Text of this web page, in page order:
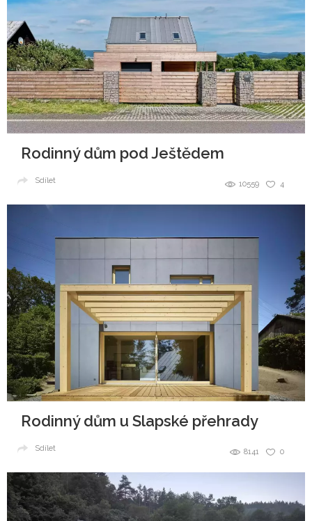
Rodinný dům pod Ještědem
4
10559
Sdílet
Rodinný dům u Slapské přehrady
0
8141
Sdílet